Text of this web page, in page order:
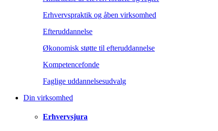
Erhvervspraktik og åben virksomhed
Efteruddannelse
Økonomisk støtte til efteruddannelse
Kompetencefonde
Faglige uddannelsesudvalg
Din virksomhed
Erhvervsjura